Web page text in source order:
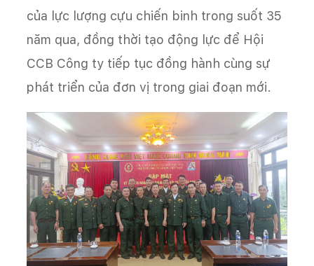
của lực lượng cựu chiến binh trong suốt 35
năm qua, đồng thời tạo động lực để Hội
CCB Công ty tiếp tục đồng hành cùng sự
phát triển của đơn vị trong giai đoạn mới.